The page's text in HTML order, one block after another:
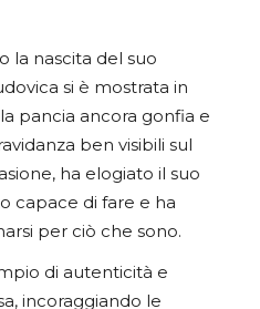
la nascita del suo
si è mostrata in
pancia ancora gonfia e
ben visibili sul
ha elogiato il suo
capace di fare e ha
per ciò che sono.
di autenticità e
incoraggiando le